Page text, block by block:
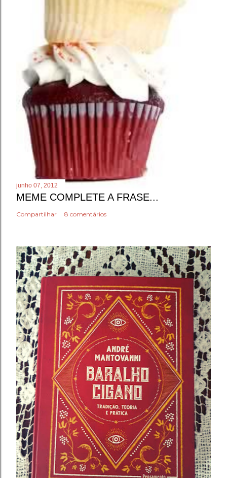
junho 07, 2012
MEME COMPLETE A FRASE...
Compartilhar 8 comentários